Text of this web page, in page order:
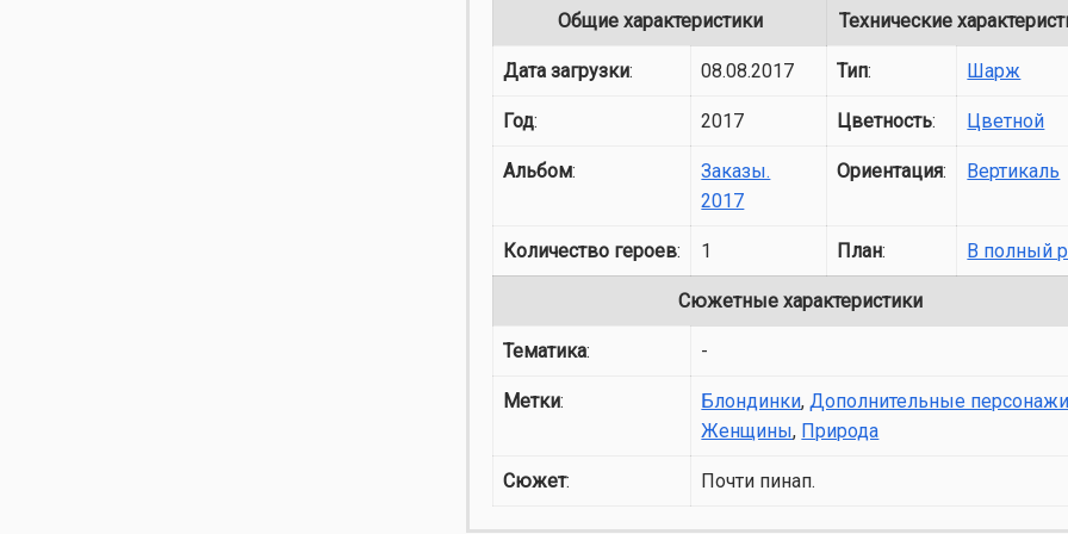
Общие характеристики Технические
Дата загрузки: 08.08.2017 Тип: Шарж
Год: 2017 Цветность: Цветной
Альбом:
Заказы.
2017
Ориентация: Вертикаль
Количество героев: 1 План: В полный
Сюжетные характеристики
Тематика: -
Метки: Блондинки,Дополнительные
Женщины, Природа
Сюжет: Почти пинап.